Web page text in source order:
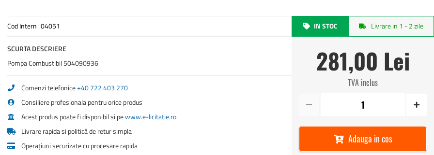
Cod Intern 04051
SCURTA DESCRIERE
Pompa Combustibil 504090936
Comenzi telefonice+40 722 403 270
Consiliere profesionala pentru orice produs
Acest produs poate fi disponibil si pewww.e-licitatie.ro
Livrare rapida si politică de retur simpla
Operațiuni securizate cu procesare rapida
IN STOC Livrare in 1 - 2 zile
281,00 Lei
TVA inclus
Adauga in cos